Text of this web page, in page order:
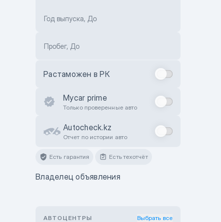
Год выпуска, До
Пробег, До
Растаможен в РК
Mycar prime
Только проверенные авто
Autocheck.kz
Отчет по истории авто
Есть гарантия Есть техотчёт
Владелец объявления
АВТОЦЕНТРЫ Выбрать все